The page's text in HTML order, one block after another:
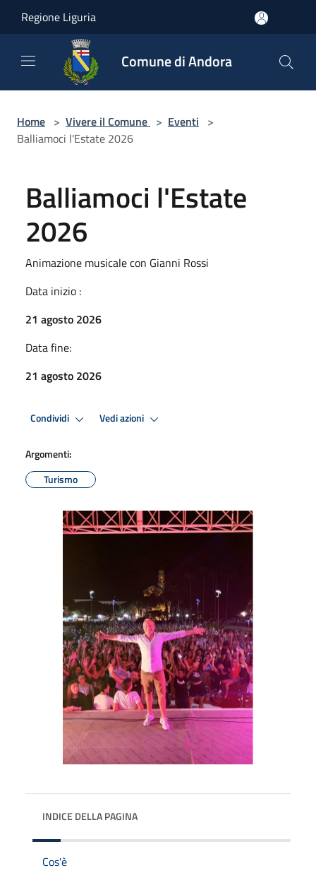
Regione Liguria
Comune di Andora
Home > Vivere il Comune > Eventi >
Balliamoci l'Estate 2026
Balliamoci l'Estate
2026
Animazione musicale con Gianni Rossi
Data inizio :
21 agosto 2026
Data fine:
21 agosto 2026
Condividi Vedi azioni
Argomenti:
Turismo
INDICE DELLA PAGINA
Cos'è